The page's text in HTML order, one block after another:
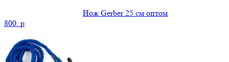
Нож Gerber 25 см оптом
800. p